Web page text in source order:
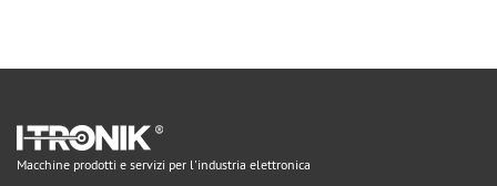
Macchine prodotti e servizi per l'industria elettronica